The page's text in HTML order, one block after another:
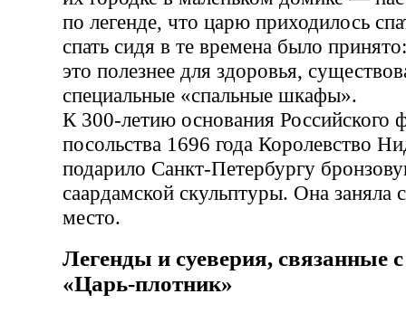
по легенде, что царю приходилось
спать сидя в те времена было
это полезнее для здоровья,
специальные «спальные шкафы».
К 300-летию основания Российского
посольства 1696 года Королевство
подарило Санкт-Петербургу
саардамской скульптуры. Она заняла
место.
Легенды и суеверия, связанные
«Царь-плотник»